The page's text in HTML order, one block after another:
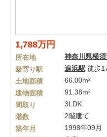
1,788万円
所在地 神奈川県横
最寄り駅
追浜駅 徒歩
土地面積
66.00m²
建物面積
91.38m²
間取り
3LDK
階数
2階建て
築年月
1998年09月